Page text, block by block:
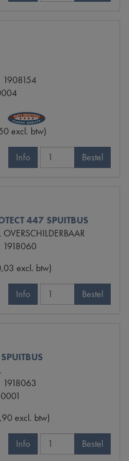
1908154
excl. btw)
Info Bestel
447 SPUITBUS
1918060
excl. btw)
Info Bestel
1918063
excl. btw)
Info Bestel